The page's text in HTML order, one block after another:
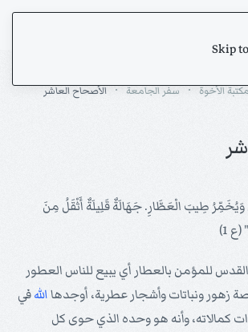
Skip
الأخوة سفر الجامعة الأصحاح العاشر
طِيبَ الْعَطَّارِ. جَهَالَةٌ قَلِيلَةٌ أَثْقَلُ مِنَ
1)
للمؤمن بالعطار أي يبيع للناس العطور
زهور ونباتات وأشجار عطرية، أوجدهااللهفي
كمالاته، وأنه هو وحده الذي حوى كل